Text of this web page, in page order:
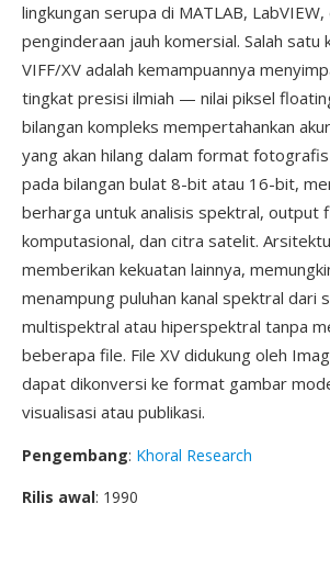
lingkungan serupa di MATLAB,
penginderaan jauh komersial. Salah satu
VIFF/XV adalah kemampuannya
tingkat presisi ilmiah — nilai piksel
bilangan kompleks mempertahankan
yang akan hilang dalam format
pada bilangan bulat 8-bit atau 16-bit,
berharga untuk analisis spektral, output
komputasional, dan citra satelit.
memberikan kekuatan lainnya,
menampung puluhan kanal spektral dari
multispektral atau hiperspektral tanpa
beberapa file. File XV didukung oleh
dapat dikonversi ke format gambar
visualisasi atau publikasi.
Pengembang: Khoral Research
Rilis awal: 1990